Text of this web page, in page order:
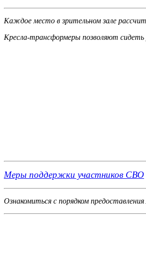
Каждое место в зри­тельном зале
Кресла-трансформеры позволяют сидеть
Меры поддержки участников СВО
Ознакомиться с порядком